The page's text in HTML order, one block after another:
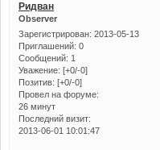
Ридван
Observer
Зарегистрирован: 2013-05-13
Приглашений: 0
Сообщений: 1
Уважение: [+0/-0]
Позитив: [+0/-0]
Провел на форуме:
26 минут
Последний визит:
2013-06-01 10:01:47